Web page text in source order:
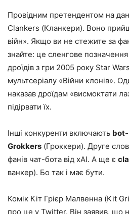
Провідним претендентом на
Clankers (Кланкери). Воно
війн». Якщо ви не стежите за
знайте: це сленгове
дроїдів з гри 2005 року Star
мультсеріалу «Війни клонів».
наказав дроїдам «висмоктати
підірвати їх.
Інші конкуренти включають
Grokkers (Гроккери). Друге
фанів чат-бота від xAI. А ще є
ванкер). Бо так і має бути.
Комік Кіт Грієр Малвенна (Kit
про це у Twitter. Він заявив, що